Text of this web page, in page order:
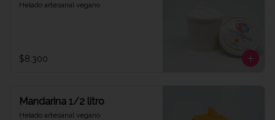
Helado artesanal vegano
$8.300
Mandarina 1/2 litro
Helado artesanal vegano